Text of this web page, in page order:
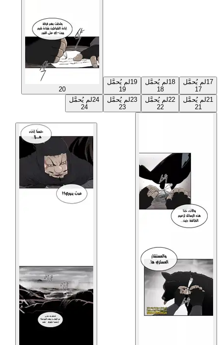
17لم يُحمَّل
17
18لم يُحمَّل
18
19لم يُحمَّل
19
20
21لم يُحمَّل
21
22لم يُحمَّل
22
23لم يُحمَّل
23
24لم يُحمَّل
24